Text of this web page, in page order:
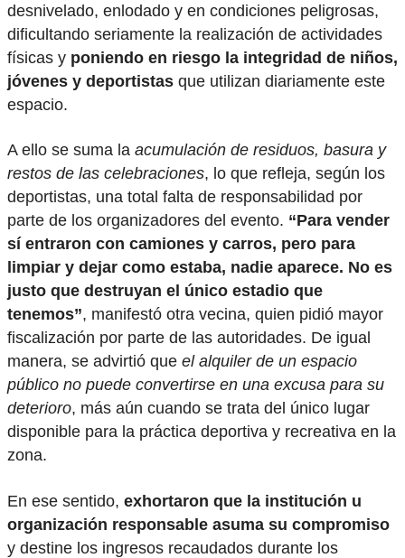
desnivelado, enlodado y en condiciones peligrosas,
dificultando seriamente la realización de actividades
físicas y poniendo en riesgo la integridad de niños,
jóvenes y deportistas que utilizan diariamente este
espacio.
A ello se suma la acumulación de residuos, basura y
restos de las celebraciones, lo que refleja, según los
deportistas, una total falta de responsabilidad por
parte de los organizadores del evento. “Para vender
sí entraron con camiones y carros, pero para
limpiar y dejar como estaba, nadie aparece. No es
justo que destruyan el único estadio que
tenemos”, manifestó otra vecina, quien pidió mayor
fiscalización por parte de las autoridades. De igual
manera, se advirtió que el alquiler de un espacio
público no puede convertirse en una excusa para su
deterioro, más aún cuando se trata del único lugar
disponible para la práctica deportiva y recreativa en la
zona.
En ese sentido, exhortaron que la institución u
organización responsable asuma su compromiso
y destine los ingresos recaudados durante los